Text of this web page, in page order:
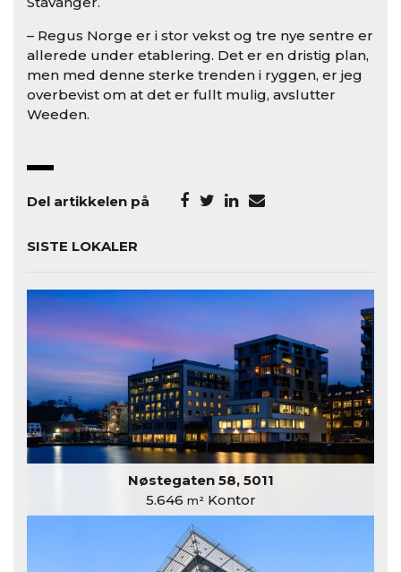
– Regus Norge er i stor vekst og tre nye sentre er
allerede under etablering. Det er en dristig plan,
men med denne sterke trenden i ryggen, er jeg
overbevist om at det er fullt mulig, avslutter
Weeden.
Del artikkelen på
SISTE LOKALER
Nøstegaten 58, 5011
5.646 m²Kontor